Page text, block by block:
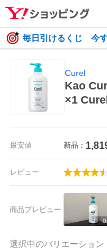
毎日引けるくじ 今
Curel
Kao
×1
最安値 新品：
レビュー
商品プレビュー
選択中のバリエーション